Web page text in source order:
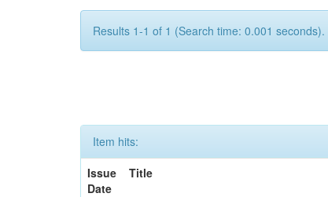
Results 1-1 of 1 (Search time: 0.001 seconds).
Item hits:
Issue
Date
Title